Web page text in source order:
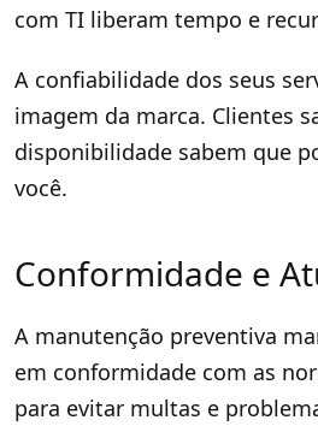
com TI liberam tempo e
A confiabilidade dos seus
imagem da marca. Clientes
disponibilidade sabem que
você.
Conformidade e
A manutenção preventiva
em conformidade com as
para evitar multas e